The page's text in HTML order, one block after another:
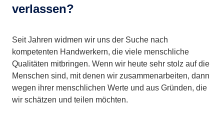
verlassen?
Seit Jahren widmen wir uns der Suche nach
kompetenten Handwerkern, die viele menschliche
Qualitäten mitbringen. Wenn wir heute sehr stolz auf die
Menschen sind, mit denen wir zusammenarbeiten, dann
wegen ihrer menschlichen Werte und aus Gründen, die
wir schätzen und teilen möchten.